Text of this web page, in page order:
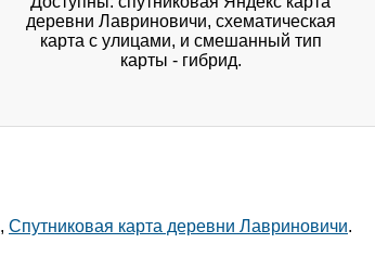
деревни Лавриновичи, схематическая
карта с улицами, и смешанный тип
карты - гибрид.
, Спутниковая карта деревни Лавриновичи.